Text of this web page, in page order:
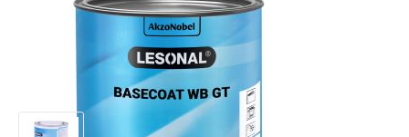
PREPARACIÓN / PINTURA / ACABADO
CONSUMIBLES DE CARROCERÍA
HERRAMIENTAS DE CARROCERÍA